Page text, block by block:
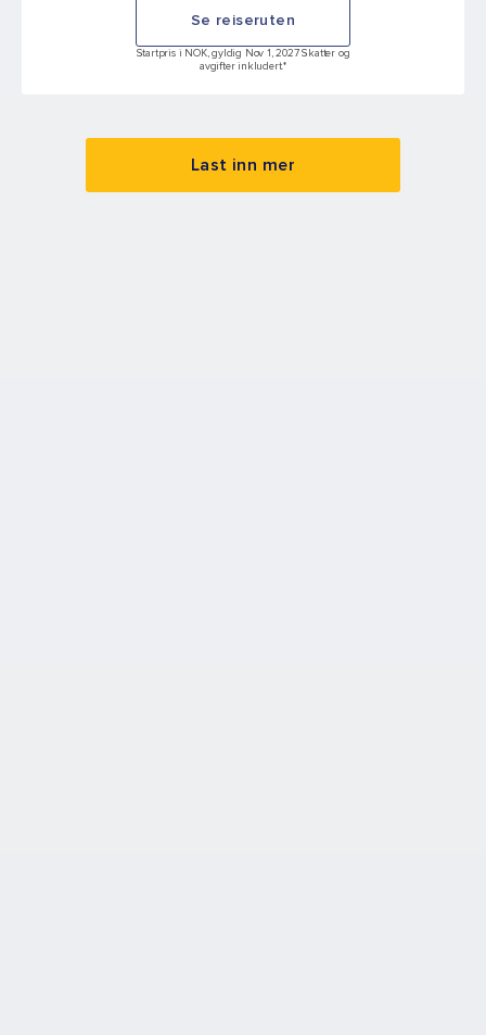
Se reiseruten
Startpris i NOK, gyldig Nov 1, 2027 Skatter og
avgifter inkludert.*
Last inn mer